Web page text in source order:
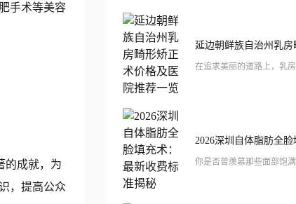
手术等美容
的成就，为
，提高公众